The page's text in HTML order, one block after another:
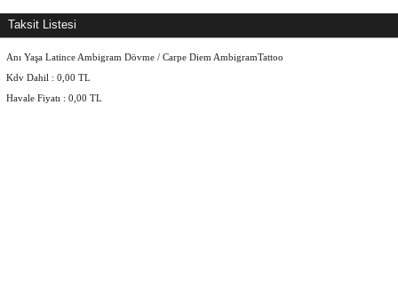
Taksit Listesi
Anı Yaşa Latince Ambigram Dövme / Carpe Diem AmbigramTattoo
Kdv Dahil : 0,00 TL
Havale Fiyatı : 0,00 TL